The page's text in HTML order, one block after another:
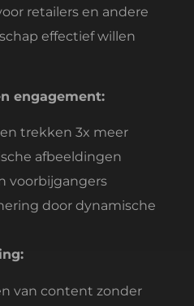
retailers en andere
effectief willen
engagement:
trekken 3x meer
afbeeldingen
voorbijgangers
door dynamische
van content zonder